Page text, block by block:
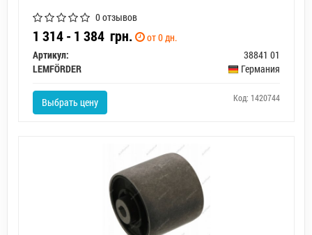
0 отзывов
1 314 - 1 384 грн.
от 0 дн.
Артикул:
38841 01
LEMFÖRDER
Германия
Выбрать цену Код: 1420744